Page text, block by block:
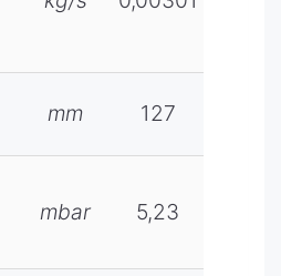
mm 127
mbar 5,23